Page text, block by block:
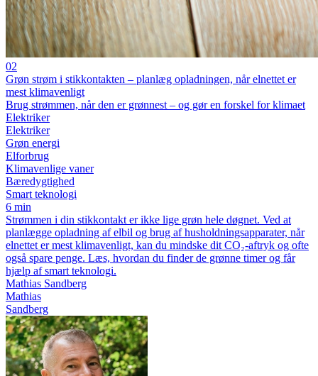
02
Grøn strøm i stikkontakten – planlæg opladningen, når elnettet er
mest klimavenligt
Brug strømmen, når den er grønnest – og gør en forskel for klimaet
Elektriker
Elektriker
Grøn energi
Elforbrug
Klimavenlige vaner
Bæredygtighed
Smart teknologi
6 min
Strømmen i din stikkontakt er ikke lige grøn hele døgnet. Ved at
planlægge opladning af elbil og brug af husholdningsapparater, når
elnettet er mest klimavenligt, kan du mindske dit CO₂-aftryk og ofte
også spare penge. Læs, hvordan du finder de grønne timer og får
hjælp af smart teknologi.
Mathias Sandberg
Mathias
Sandberg